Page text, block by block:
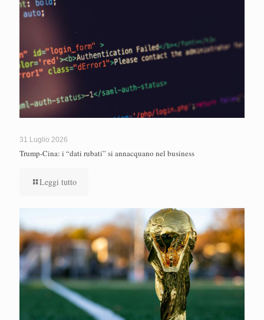
31 Luglio 2026
Trump-Cina: i “dati rubati” si annacquano nel business
Leggi tutto